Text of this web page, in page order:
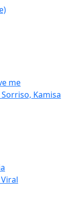
me
Kamisa